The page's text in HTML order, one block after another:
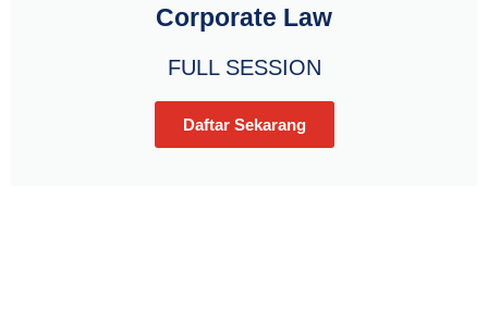
Corporate Law
FULL SESSION
Daftar Sekarang